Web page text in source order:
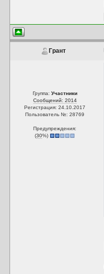
Грант
Группа: Участники
Сообщений: 2014
Регистрация: 24.10.2017
Пользователь №: 28769
Предупреждения:
(30%)